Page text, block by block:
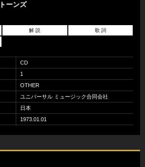
ーンズ
解 説 歌 詞
CD
1
OTHER
ユニバーサル ミュージック合同会社
日本
1973.01.01